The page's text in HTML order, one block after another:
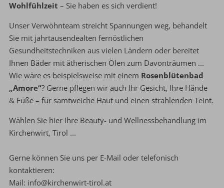
Wohlfühlzeit – Sie haben es sich verdient!
Unser Verwöhnteam streicht Spannungen weg, behandelt
Sie mit jahrtausendealten fernöstlichen
Gesundheitstechniken aus vielen Ländern oder bereitet
Ihnen Bäder mit ätherischen Ölen zum Davonträumen ...
Wie wäre es beispielsweise mit einem Rosenblütenbad
„Amore“? Gerne pflegen wir auch Ihr Gesicht, Ihre Hände
& Füße – für samtweiche Haut und einen strahlenden Teint.
Wählen Sie hier Ihre Beauty- und Wellnessbehandlung im
Kirchenwirt, Tirol ...
Gerne können Sie uns per E-Mail oder telefonisch
kontaktieren:
Mail: info@kirchenwirt-tirol.at